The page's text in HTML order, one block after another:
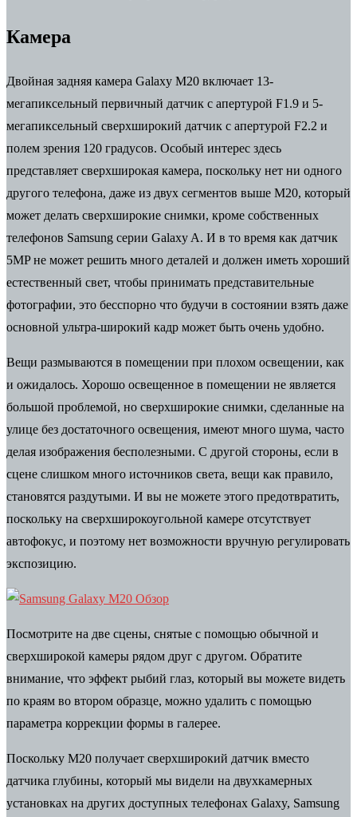
Камера
Двойная задняя камера Galaxy M20 включает 13-
мегапиксельный первичный датчик с апертурой F1.9 и 5-
мегапиксельный сверхширокий датчик с апертурой F2.2 и
полем зрения 120 градусов. Особый интерес здесь
представляет сверхширокая камера, поскольку нет ни одного
другого телефона, даже из двух сегментов выше М20, который
может делать сверхширокие снимки, кроме собственных
телефонов Samsung серии Galaxy A. И в то время как датчик
5MP не может решить много деталей и должен иметь хороший
естественный свет, чтобы принимать представительные
фотографии, это бесспорно что будучи в состоянии взять даже
основной ультра-широкий кадр может быть очень удобно.
Вещи размываются в помещении при плохом освещении, как
и ожидалось. Хорошо освещенное в помещении не является
большой проблемой, но сверхширокие снимки, сделанные на
улице без достаточного освещения, имеют много шума, часто
делая изображения бесполезными. С другой стороны, если в
сцене слишком много источников света, вещи как правило,
становятся раздутыми. И вы не можете этого предотвратить,
поскольку на сверхширокоугольной камере отсутствует
автофокус, и поэтому нет возможности вручную регулировать
экспозицию.
Посмотрите на две сцены, снятые с помощью обычной и
сверхширокой камеры рядом друг с другом. Обратите
внимание, что эффект рыбий глаз, который вы можете видеть
по краям во втором образце, можно удалить с помощью
параметра коррекции формы в галерее.
Поскольку M20 получает сверхширокий датчик вместо
датчика глубины, который мы видели на двухкамерных
установках на других доступных телефонах Galaxy, Samsung